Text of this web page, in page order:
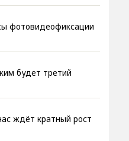
фотовидеофиксации
будет третий
ждёт кратный рост